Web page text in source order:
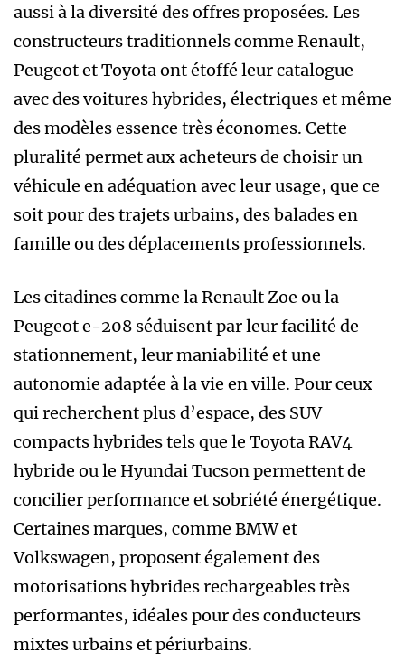
aussi à la diversité des offres proposées. Les
constructeurs traditionnels comme Renault,
Peugeot et Toyota ont étoffé leur catalogue
avec des voitures hybrides, électriques et même
des modèles essence très économes. Cette
pluralité permet aux acheteurs de choisir un
véhicule en adéquation avec leur usage, que ce
soit pour des trajets urbains, des balades en
famille ou des déplacements professionnels.
Les citadines comme la Renault Zoe ou la
Peugeot e-208 séduisent par leur facilité de
stationnement, leur maniabilité et une
autonomie adaptée à la vie en ville. Pour ceux
qui recherchent plus d’espace, des SUV
compacts hybrides tels que le Toyota RAV4
hybride ou le Hyundai Tucson permettent de
concilier performance et sobriété énergétique.
Certaines marques, comme BMW et
Volkswagen, proposent également des
motorisations hybrides rechargeables très
performantes, idéales pour des conducteurs
mixtes urbains et périurbains.